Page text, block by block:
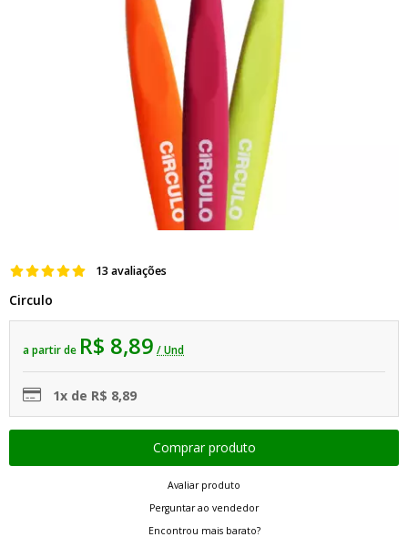
13 avaliações
Circulo
a partir de R$ 8,89 / Und
1x de R$ 8,89
Avaliar produto
Perguntar ao vendedor
Encontrou mais barato?